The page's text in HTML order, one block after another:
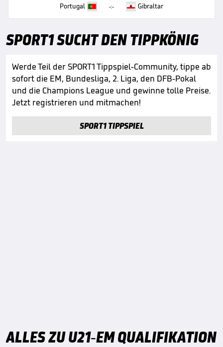
Portugal -:- Gibraltar
SPORT1 SUCHT DEN TIPPKÖNIG
Werde Teil der SPORT1 Tippspiel-Community, tippe ab
sofort die EM, Bundesliga, 2. Liga, den DFB-Pokal
und die Champions League und gewinne tolle Preise.
Jetzt registrieren und mitmachen!
SPORT1 TIPPSPIEL
ALLES ZU U21-EM QUALIFIKATION